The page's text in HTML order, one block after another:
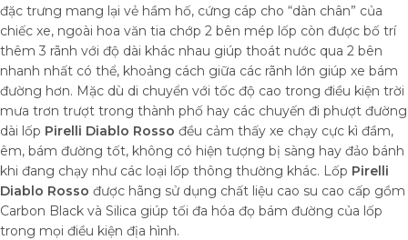
đặc trưng mang lại vẻ hầm hố, cứng cáp cho “dàn chân” của
chiếc xe, ngoài hoa văn tia chớp 2 bên mép lốp còn được bố trí
thêm 3 rãnh với độ dài khác nhau giúp thoát nước qua 2 bên
nhanh nhất có thể, khoảng cách giữa các rãnh lớn giúp xe bám
đường hơn. Mặc dù di chuyển với tốc độ cao trong điều kiện trời
mưa trơn trượt trong thành phố hay các chuyến đi phượt đường
dài lốp Pirelli Diablo Rosso đều cảm thấy xe chạy cực kì đầm,
êm, bám đường tốt, không có hiện tượng bị sàng hay đảo bánh
khi đang chạy như các loại lốp thông thường khác. Lốp Pirelli
Diablo Rosso được hãng sử dụng chất liệu cao su cao cấp gồm
Carbon Black và Silica giúp tối đa hóa đọ bám đường của lốp
trong mọi điều kiện địa hình.